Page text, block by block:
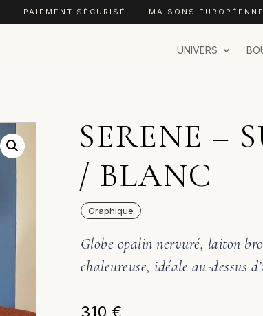
· PAIEMENT SÉCURISÉ · MAISONS
UNIVERS
SERENE –
/ BLANC
Graphique
Globe opalin nervuré, laiton
chaleureuse, idéale au-dessus
310 €